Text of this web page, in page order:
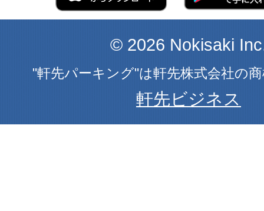
© 2026 Nokisaki
"軒先パーキング"は軒先株式会社の
軒先ビジネス